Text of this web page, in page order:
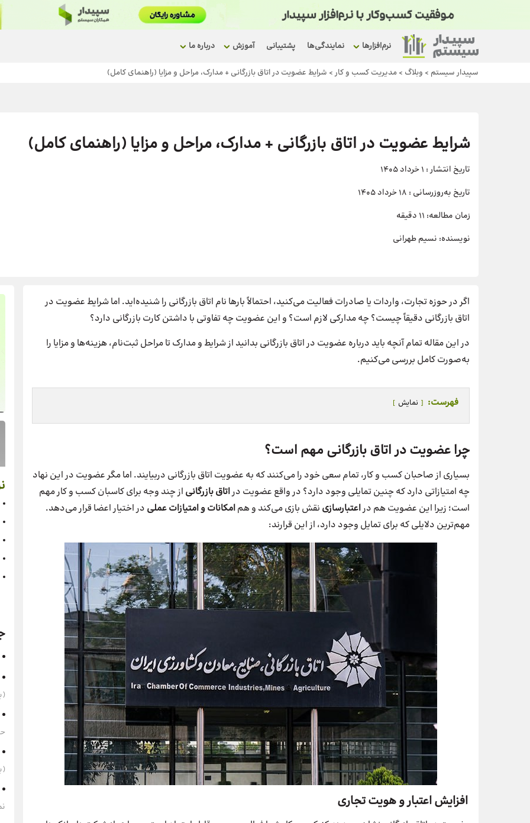
نرم‌افزارها نمایندگی‌ها پشتیبانی آموزش درباره ما
سپیدار سیستم > وبلاگ > مدیریت کسب و کار> شرایط عضویت در اتاق بازرگانی + مدارک، مراحل و مزایا (راهنمای کامل)
شرایط عضویت در اتاق بازرگانی + مدارک، مراحل و مزایا (راهنمای کامل)
تاریخ انتشار : 1 خرداد 1405
تاریخ به‌روزرسانی : 18 خرداد 1405
زمان مطالعه: 11 دقیقه
نویسنده: نسیم طهرانی
اگر در حوزه تجارت، واردات یا صادرات فعالیت می‌کنید، احتمالاً بارها نام اتاق بازرگانی را شنیده‌اید. اما شرایط عضویت در
اتاق بازرگانی دقیقاً چیست؟ چه مدارکی لازم است؟ و این عضویت چه تفاوتی با داشتن کارت بازرگانی دارد؟
در این مقاله تمام آنچه باید درباره عضویت در اتاق بازرگانی بدانید از شرایط و مدارک تا مراحل ثبت‌نام، هزینه‌ها و مزایا را
به‌صورت کامل بررسی می‌کنیم.
فهرست: نمایش
چرا عضویت در اتاق بازرگانی مهم است؟
بسیاری از صاحبان کسب و کار، تمام سعی خود را می‌کنند که به عضویت اتاق بازرگانی دربیایند. اما مگر عضویت در این نهاد
چه امتیازاتی دارد که چنین تمایلی وجود دارد؟ در واقع عضویت دراتاق بازرگانی از چند وجه برای کاسبان کسب و کار مهم
است؛ زیرا این عضویت هم دراعتبارسازی نقش بازی می‌کند و همامکانات و امتیازات عملی در اختیار اعضا قرار می‌دهد.
مهم‌ترین دلایلی که برای تمایل وجود دارد، از این قرارند:
افزایش اعتبار و هویت تجاری
حقوق